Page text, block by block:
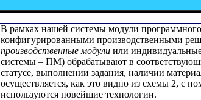
В рамках нашей системы модули программного
конфигурированными производственными
производственные модули или
системы – ПМ) обрабатывают в
статусе, выполнении задания, наличии
осуществляется, как это видно из схемы 2, с
используются новейшие технологии.